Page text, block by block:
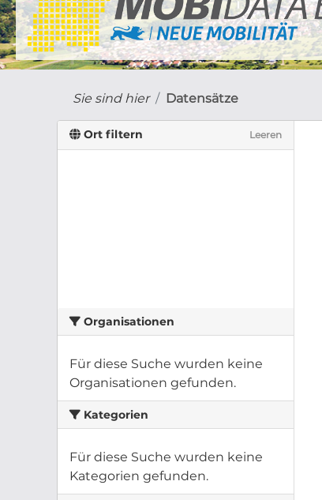
Sie sind hier Datensätze
Ort filtern Leeren
Organisationen
Für diese Suche wurden keine
Organisationen gefunden.
Kategorien
Für diese Suche wurden keine
Kategorien gefunden.